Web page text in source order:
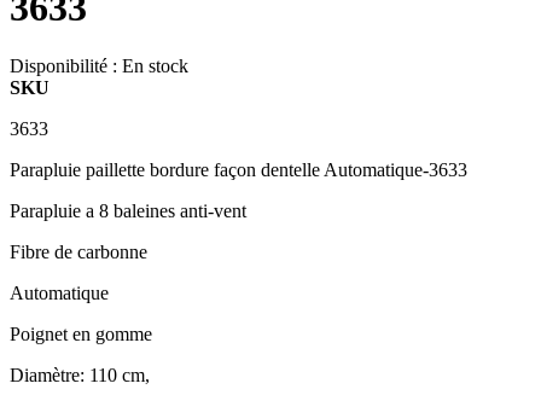
Disponibilité : En stock
SKU
3633
Parapluie paillette bordure façon dentelle Automatique-3633
Parapluie a 8 baleines anti-vent
Fibre de carbonne
Automatique
Poignet en gomme
Diamètre: 110 cm,